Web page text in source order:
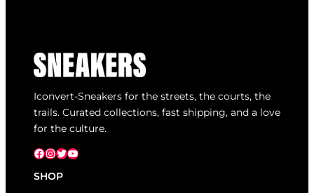
Iconvert-Sneakers for the streets, the courts, the
trails. Curated collections, fast shipping, and a love
for the culture.
Facebook InstagramX YouTube
SHOP